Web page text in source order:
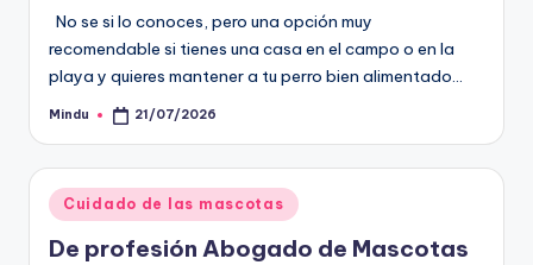
No se si lo conoces, pero una opción muy
recomendable si tienes una casa en el campo o en la
playa y quieres mantener a tu perro bien alimentado…
Publicado
Mindu 21/07/2026
Publicado
en
Cuidado de las mascotas
De profesión Abogado de Mascotas